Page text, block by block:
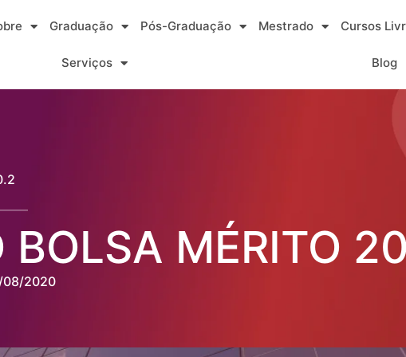
Graduação Pós-Graduação Mestrado Cursos
Serviços Blog
BOLSA MÉRITO
08/2020